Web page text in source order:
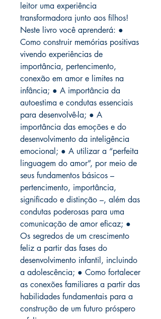
leitor uma experiência
transformadora junto aos filhos!
Neste livro você aprenderá: ●
Como construir memórias positivas
vivendo experiências de
importância, pertencimento,
conexão em amor e limites na
infância; ● A importância da
autoestima e condutas essenciais
para desenvolvê-la; ● A
importância das emoções e do
desenvolvimento da inteligência
emocional; ● A utilizar a “perfeita
linguagem do amor”, por meio de
seus fundamentos básicos –
pertencimento, importância,
significado e distinção –, além das
condutas poderosas para uma
comunicação de amor eficaz; ●
Os segredos de um crescimento
feliz a partir das fases do
desenvolvimento infantil, incluindo
a adolescência; ● Como fortalecer
as conexões familiares a partir das
habilidades fundamentais para a
construção de um futuro próspero